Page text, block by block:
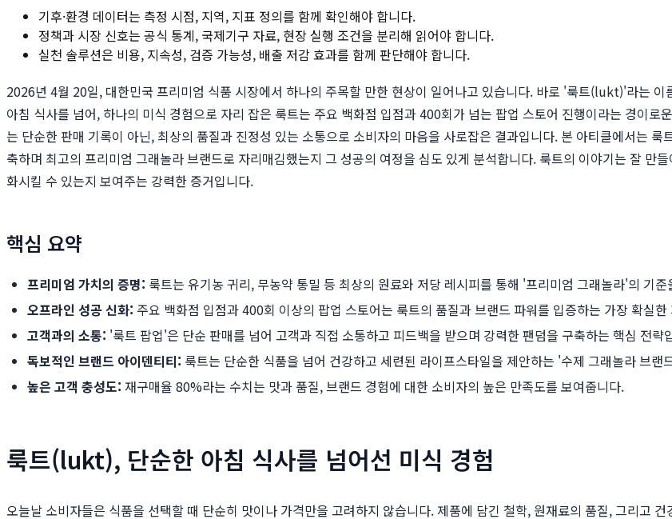
기후·환경 데이터는 측정 시점, 지역, 지표 정의를 함께 확인해야 합니다.
정책과 시장 신호는 공식 통계, 국제기구 자료, 현장 실행 조건을 분리해 읽어야 합니다.
실천 솔루션은 비용, 지속성, 검증 가능성, 배출 저감 효과를 함께 판단해야 합니다.
2026년 4월 20일, 대한민국 프리미엄 식품 시장에서 하나의 주목할 만한 현상이 일어나고 있습니다. 바로 '룩트(lukt)'라는
아침 식사를 넘어, 하나의 미식 경험으로 자리 잡은 룩트는 주요 백화점 입점과 400회가 넘는 팝업 스토어 진행이라는 경이
는 단순한 판매 기록이 아닌, 최상의 품질과 진정성 있는 소통으로 소비자의 마음을 사로잡은 결과입니다. 본 아티클에서는
축하며 최고의 프리미엄 그래놀라 브랜드로 자리매김했는지 그 성공의 여정을 심도 있게 분석합니다. 룩트의 이야기는 잘 만
화시킬 수 있는지 보여주는 강력한 증거입니다.
핵심 요약
프리미엄 가치의 증명: 룩트는 유기농 귀리, 무농약 통밀 등 최상의 원료와 저당 레시피를 통해 '프리미엄 그래놀라'의 기
오프라인 성공 신화: 주요 백화점 입점과 400회 이상의 팝업 스토어는 룩트의 품질과 브랜드 파워를 입증하는 가장 확실한
고객과의 소통: '룩트 팝업'은 단순 판매를 넘어 고객과 직접 소통하고 피드백을 받으며 강력한 팬덤을 구축하는 핵심 전략
독보적인 브랜드 아이덴티티: 룩트는 단순한 식품을 넘어 건강하고 세련된 라이프스타일을 제안하는 '수제 그래놀라 브랜
높은 고객 충성도: 재구매율 80%라는 수치는 맛과 품질, 브랜드 경험에 대한 소비자의 높은 만족도를 보여줍니다.
룩트(lukt), 단순한 아침 식사를 넘어선 미식 경험
오늘날 소비자들은 식품을 선택할 때 단순히 맛이나 가격만을 고려하지 않습니다. 제품에 담긴 철학, 원재료의 품질, 그리고